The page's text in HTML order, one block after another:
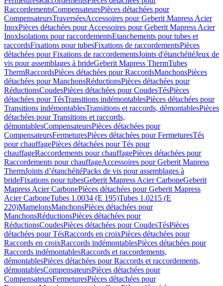
RaccordementsCompensateursPièces détachées pour
CompensateursTraverséesAccessoires pour Geberit Mapress Acier
InoxPièces détachées pour Accessoires pour Geberit Mapress Acier
InoxIsolations pour raccordementsEtanchements pour tubes et
raccordsFixations pour tubesFixations de raccordementsPièces
détachées pour Fixations de raccordementsJoints d'étanchéitéJeux de
vis pour assemblages à brideGeberit Mapress ThermTubes
ThermRaccordsPièces détachées pour RaccordsManchonsPièces
détachées pour ManchonsRéductionsPièces détachées pour
RéductionsCoudesPièces détachées pour CoudesTésPièces
détachées pour TésTransitions indémontablesPièces détachées pour
Transitions indémontablesTransitions et raccords, démontablesPièces
détachées pour Transitions et raccords,
démontablesCompensateursPièces détachées pour
CompensateursFermeturesPièces détachées pour FermeturesTés
pour chauffagePièces détachées pour Tés pour
chauffageRaccordements pour chauffagePièces détachées pour
Raccordements pour chauffageAccessoires pour Geberit Mapress
ThermJoints d’étanchéitéPacks de vis pour assemblages à
brideFixations pour tubesGeberit Mapress Acier CarboneGeberit
Mapress Acier CarbonePièces détachées pour Geberit Mapress
Acier CarboneTubes 1.0034 (E 195)Tubes 1.0215 (E
220)MamelonsManchonsPièces détachées pour
ManchonsRéductionsPièces détachées pour
RéductionsCoudesPièces détachées pour CoudesTésPièces
détachées pour TésRaccords en croixPièces détachées pour
Raccords en croixRaccords indémontablesPièces détachées pour
Raccords indémontablesRaccords et raccordements,
démontablesPièces détachées pour Raccords et raccordements,
démontablesCompensateursPièces détachées pour
CompensateursFermeturesPièces détachées pour